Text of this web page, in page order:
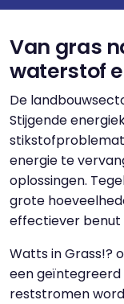
Van gras
waterstof
De
Stijgende
energie te
oplossingen.
grote
effectiever benut
Watts in Grass!?
een
reststromen